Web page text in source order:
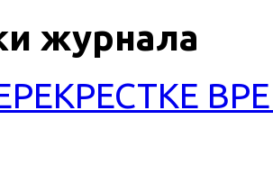
журнала